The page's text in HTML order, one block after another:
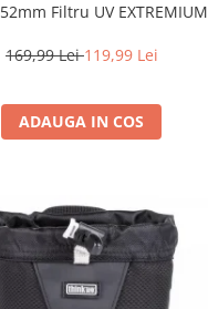
Filtru UV EXTREMIUM
169,99 Lei119,99 Lei
ADAUGA IN COS